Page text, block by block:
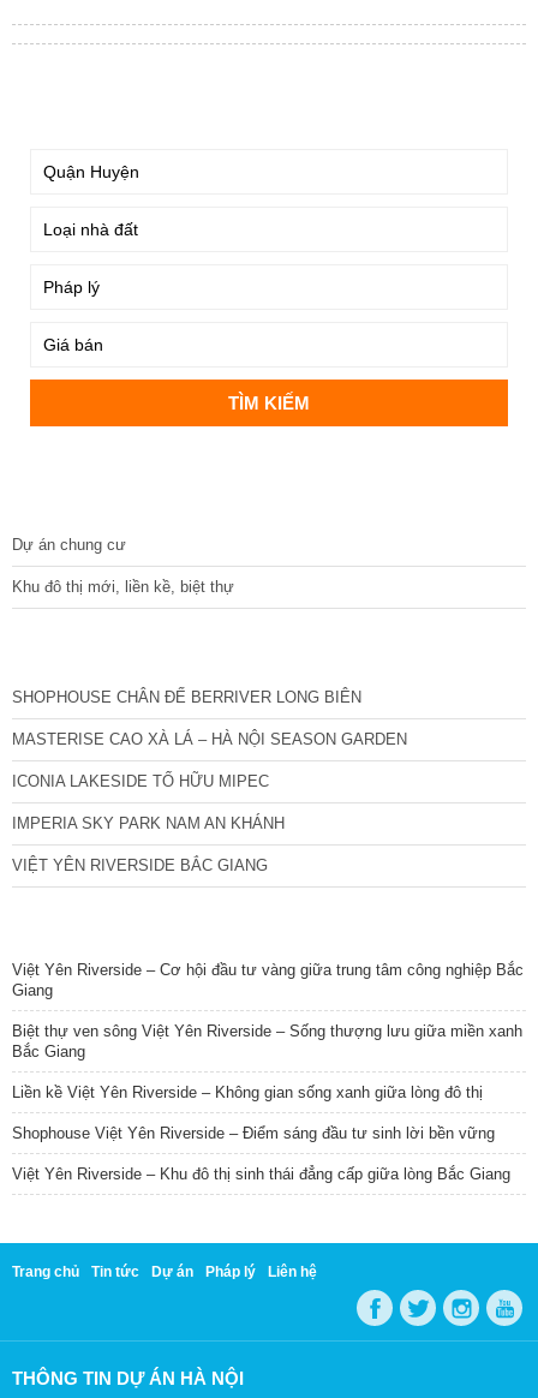
Dự án chung cư
Khu đô thị mới, liền kề, biệt thự
SHOPHOUSE CHÂN ĐẾ BERRIVER LONG BIÊN
MASTERISE CAO XÀ LÁ – HÀ NỘI SEASON GARDEN
ICONIA LAKESIDE TỐ HỮU MIPEC
IMPERIA SKY PARK NAM AN KHÁNH
VIỆT YÊN RIVERSIDE BẮC GIANG
Việt Yên Riverside – Cơ hội đầu tư vàng giữa trung tâm công nghiệp Bắc
Giang
Biệt thự ven sông Việt Yên Riverside – Sống thượng lưu giữa miền xanh
Bắc Giang
Liền kề Việt Yên Riverside – Không gian sống xanh giữa lòng đô thị
Shophouse Việt Yên Riverside – Điểm sáng đầu tư sinh lời bền vững
Việt Yên Riverside – Khu đô thị sinh thái đẳng cấp giữa lòng Bắc Giang
Trang chủ Tin tức Dự án Pháp lý Liên hệ
THÔNG TIN DỰ ÁN HÀ NỘI